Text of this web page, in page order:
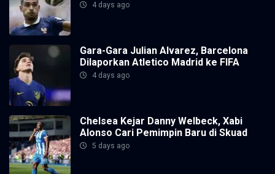
4 days ago
Gara-Gara Julian Alvarez, Barcelona
Dilaporkan Atletico Madrid ke FIFA
4 days ago
Chelsea Kejar Danny Welbeck, Xabi
Alonso Cari Pemimpin Baru di Skuad
5 days ago